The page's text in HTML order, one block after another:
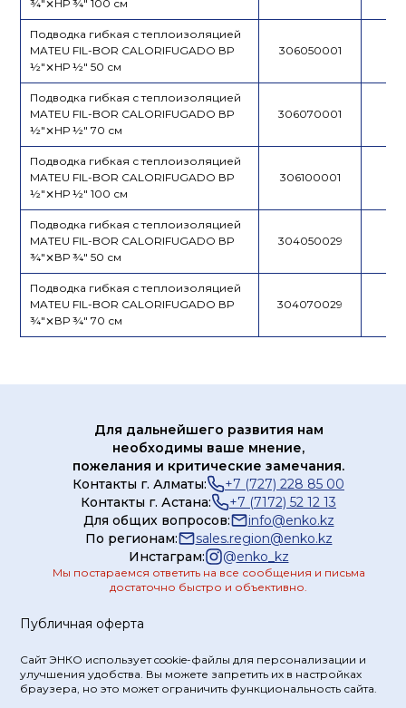
¾"⨯НР ¾" 100 см
Подводка гибкая с теплоизоляцией
MATEU FIL-BOR CALORIFUGADO ВР
½"⨯НР ½" 50 см
306050001
Подводка гибкая с теплоизоляцией
MATEU FIL-BOR CALORIFUGADO ВР
½"⨯НР ½" 70 см
306070001
Подводка гибкая с теплоизоляцией
MATEU FIL-BOR CALORIFUGADO ВР
½"⨯НР ½" 100 см
306100001
Подводка гибкая с теплоизоляцией
MATEU FIL-BOR CALORIFUGADO ВР
¾"⨯ВР ¾" 50 см
304050029
Подводка гибкая с теплоизоляцией
MATEU FIL-BOR CALORIFUGADO ВР
¾"⨯ВР ¾" 70 см
304070029
Публичная оферта
Сайт ЭНКО использует cookie-файлы для персонализации и
улучшения удобства. Вы можете запретить их в настройках
браузера, но это может ограничить функциональность сайта.
Для дальнейшего развития нам
необходимы ваше мнение,
пожелания и критические замечания.
Контакты г. Алматы:
+7 (727) 228 85 00
Контакты г. Астана:
+7 (7172) 52 12 13
Для общих вопросов:
info@enko.kz
По регионам:
sales.region@enko.kz
Инстаграм:
@enko_kz
Мы постараемся ответить на все сообщения и письма
достаточно быстро и объективно.